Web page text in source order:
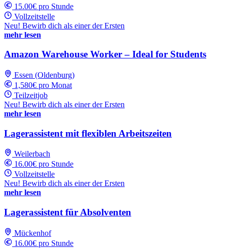
15.00€ pro Stunde
Vollzeitstelle
Neu! Bewirb dich als einer der Ersten
mehr lesen
Amazon Warehouse Worker – Ideal for Students
Essen (Oldenburg)
1,580€ pro Monat
Teilzeitjob
Neu! Bewirb dich als einer der Ersten
mehr lesen
Lagerassistent mit flexiblen Arbeitszeiten
Weilerbach
16.00€ pro Stunde
Vollzeitstelle
Neu! Bewirb dich als einer der Ersten
mehr lesen
Lagerassistent für Absolventen
Mückenhof
16.00€ pro Stunde